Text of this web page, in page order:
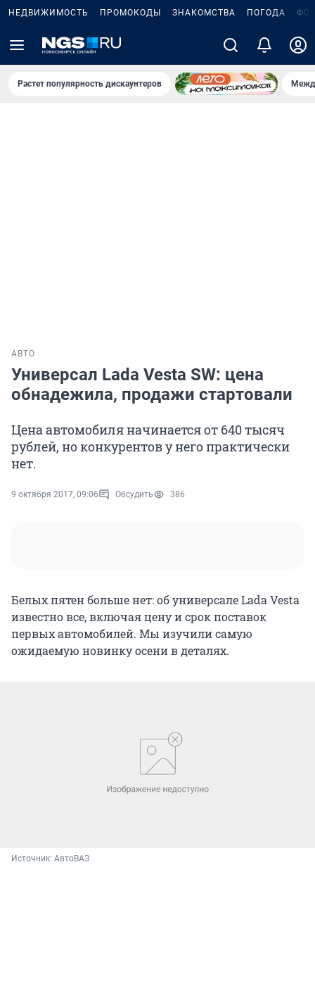
НЕДВИЖИМОСТЬ ПРОМОКОДЫ ЗНАКОМСТВА ПОГОДА
Растет популярность дискаунтеров
АВТО
Универсал Lada Vesta SW: цена
обнадежила, продажи стартовали
Цена автомобиля начинается от 640 тысяч
рублей, но конкурентов у него практически
нет.
9 октября 2017, 09:06 Обсудить 386
Белых пятен больше нет: об универсале Lada Vesta
известно все, включая цену и срок поставок
первых автомобилей. Мы изучили самую
ожидаемую новинку осени в деталях.
Источник: АвтоВАЗ